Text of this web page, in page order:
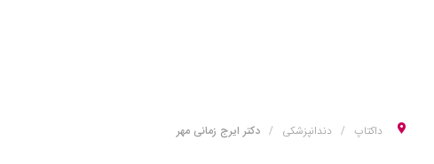
داکتاپ دندانپزشکی دکتر ایرج زمانی مهر